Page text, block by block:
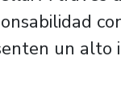
un alto